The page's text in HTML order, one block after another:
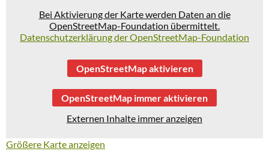
Bei Aktivierung der Karte werden Daten an die
OpenStreetMap-Foundation übermittelt.
Datenschutzerklärung der OpenStreetMap-Foundation
OpenStreetMap aktivieren
OpenStreetMap immer aktivieren
Externen Inhalte immer anzeigen
Größere Karte anzeigen